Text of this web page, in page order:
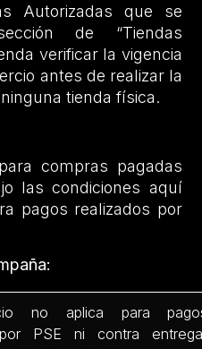
Autorizadas que se
de “Tiendas
verificar la vigencia
antes de realizar la
tienda física.
compras pagadas
las condiciones aquí
pagos realizados por
no aplica para
PSE ni contra